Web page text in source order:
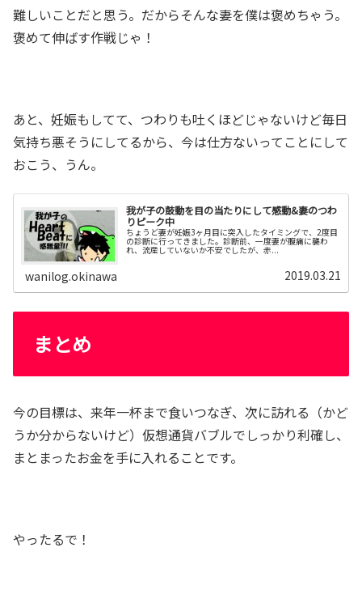
難しいことだと思う。だからそんな妻を僕は褒めちゃう。
褒めて伸ばす作戦じゃ！
あと、妊娠もしてて、つわりも吐くほどじゃないけど毎日
気持ち悪そうにしてるから、今は仕方ないってことにして
おこう、うん。
我が子の鼓動を目の当たりにして感動&妻のつわ
りピーク中
ちょうど妻が妊娠3ヶ月目に突入したタイミングで、2度目
の診断に行ってきました。診断前、一度妻が腹痛に襲わ
れ、流産していないか不安でしたが、赤...
wanilog.okinawa 2019.03.21
まとめ
今の目標は、来年一杯まで食いつなぎ、次に訪れる（かど
うか分からないけど）仮想通貨バブルでしっかり利確し、
まとまったお金を手に入れることです。
やったるで！